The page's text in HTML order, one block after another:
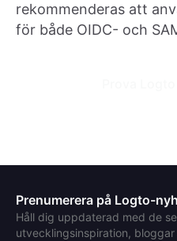
rekommenderas att
för både OIDC- och
Prenumerera på Logto-
Håll dig uppdaterad med de
utvecklingsinspiration,